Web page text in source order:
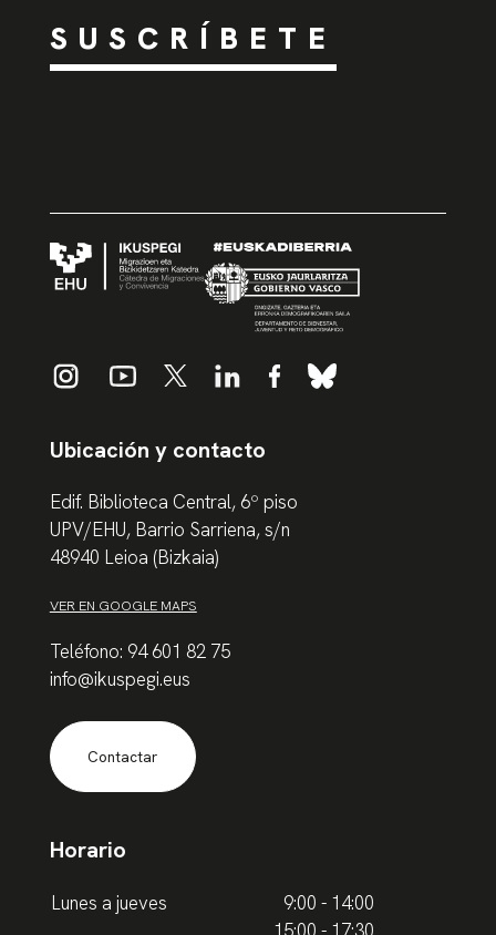
SUSCRÍBETE
Ubicación y contacto
Edif. Biblioteca Central, 6º piso
UPV/EHU, Barrio Sarriena, s/n
48940 Leioa (Bizkaia)
VER EN GOOGLE MAPS
Teléfono: 94 601 82 75
info@ikuspegi.eus
Contactar
Horario
Lunes a jueves
9:00 - 14:00